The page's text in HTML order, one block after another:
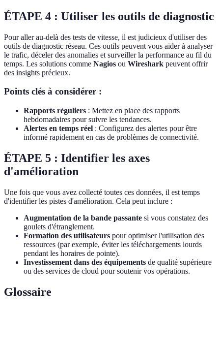
ÉTAPE 4 : Utiliser les outils de diagnostic
Pour aller au-delà des tests de vitesse, il est judicieux d'utiliser des
outils de diagnostic réseau. Ces outils peuvent vous aider à analyser
le trafic, déceler des anomalies et surveiller la performance au fil du
temps. Les solutions comme Nagios ou Wireshark peuvent offrir
des insights précieux.
Points clés à considérer :
Rapports réguliers : Mettez en place des rapports
hebdomadaires pour suivre les tendances.
Alertes en temps réel : Configurez des alertes pour être
informé rapidement en cas de problèmes de connectivité.
ÉTAPE 5 : Identifier les axes
d'amélioration
Une fois que vous avez collecté toutes ces données, il est temps
d'identifier les pistes d'amélioration. Cela peut inclure :
Augmentation de la bande passante si vous constatez des
goulets d'étranglement.
Formation des utilisateurs pour optimiser l'utilisation des
ressources (par exemple, éviter les téléchargements lourds
pendant les horaires de pointe).
Investissement dans des équipements de qualité supérieure
ou des services de cloud pour soutenir vos opérations.
Glossaire